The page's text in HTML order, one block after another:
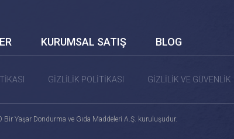
KURUMSAL SATIŞ BLOG
GİZLİLİK POLİTİKASI GİZLİLİK VE GÜVENLİK
Yaşar Dondurma ve Gıda Maddeleri A.Ş. kuruluşudur.